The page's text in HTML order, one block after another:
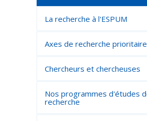
La recherche à l'ESPUM
Axes de recherche
Chercheurs et chercheuses
Nos programmes d'études
recherche